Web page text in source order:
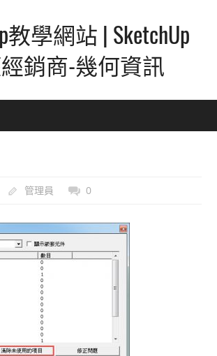
教學網站 | SketchUp
銷商-幾何資訊
管理員 0